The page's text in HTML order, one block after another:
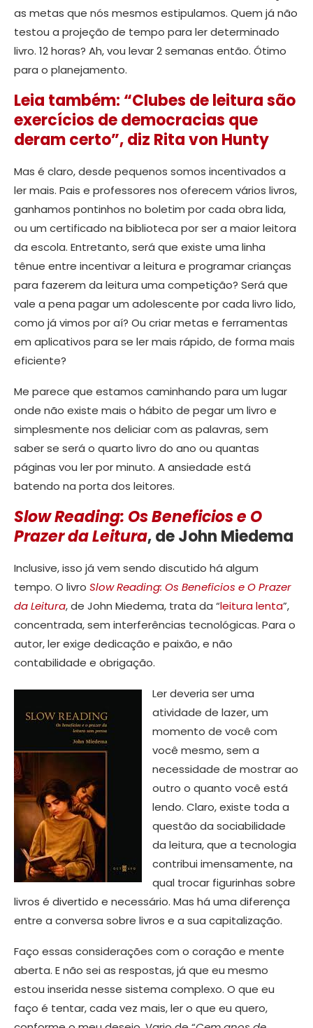
as metas que nós mesmos estipulamos. Quem já não
testou a projeção de tempo para ler determinado
livro. 12 horas? Ah, vou levar 2 semanas então. Ótimo
para o planejamento.
Leia também: “Clubes de leitura são
exercícios de democracias que
deram certo”, diz Rita von Hunty
Mas é claro, desde pequenos somos incentivados a
ler mais. Pais e professores nos oferecem vários livros,
ganhamos pontinhos no boletim por cada obra lida,
ou um certificado na biblioteca por ser a maior leitora
da escola. Entretanto, será que existe uma linha
tênue entre incentivar a leitura e programar crianças
para fazerem da leitura uma competição? Será que
vale a pena pagar um adolescente por cada livro lido,
como já vimos por aí? Ou criar metas e ferramentas
em aplicativos para se ler mais rápido, de forma mais
eficiente?
Me parece que estamos caminhando para um lugar
onde não existe mais o hábito de pegar um livro e
simplesmente nos deliciar com as palavras, sem
saber se será o quarto livro do ano ou quantas
páginas vou ler por minuto. A ansiedade está
batendo na porta dos leitores.
Slow Reading: Os Beneficios e O
Prazer da Leitura, de John Miedema
Inclusive, isso já vem sendo discutido há algum
tempo. O livro Slow Reading: Os Beneficios e O Prazer
da Leitura, de John Miedema, trata da “leitura lenta”,
concentrada, sem interferências tecnológicas. Para o
autor, ler exige dedicação e paixão, e não
contabilidade e obrigação.
Ler deveria ser uma
atividade de lazer, um
momento de você com
você mesmo, sem a
necessidade de mostrar ao
outro o quanto você está
lendo. Claro, existe toda a
questão da sociabilidade
da leitura, que a tecnologia
contribui imensamente, na
qual trocar figurinhas sobre
livros é divertido e necessário. Mas há uma diferença
entre a conversa sobre livros e a sua capitalização.
Faço essas considerações com o coração e mente
aberta. E não sei as respostas, já que eu mesmo
estou inserida nesse sistema complexo. O que eu
faço é tentar, cada vez mais, ler o que eu quero,